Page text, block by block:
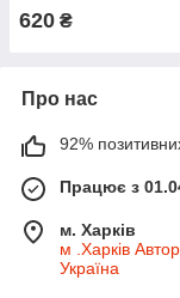
620 ₴
Про нас
92%
Працює з
м. Харків
м .Харків
Україна